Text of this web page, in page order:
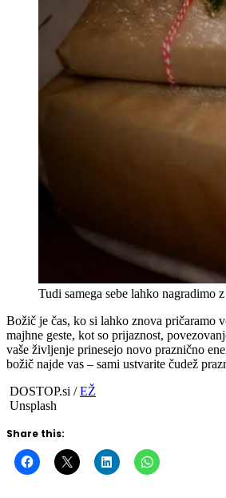
Tudi samega sebe lahko nagradimo
Božič je čas, ko si lahko znova pričaramo
majhne geste, kot so prijaznost,
vaše življenje prinesejo novo praznično
božič najde vas – sami ustvarite čudež
DOSTOP.si /EŽ
Unsplash
Share this: